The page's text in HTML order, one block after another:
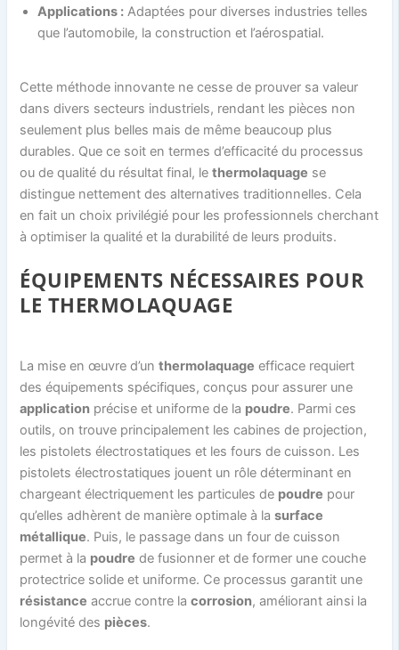
Applications : Adaptées pour diverses industries telles
que l’automobile, la construction et l’aérospatial.
Cette méthode innovante ne cesse de prouver sa valeur
dans divers secteurs industriels, rendant les pièces non
seulement plus belles mais de même beaucoup plus
durables. Que ce soit en termes d’efficacité du processus
ou de qualité du résultat final, lethermolaquage se
distingue nettement des alternatives traditionnelles. Cela
en fait un choix privilégié pour les professionnels cherchant
à optimiser la qualité et la durabilité de leurs produits.
ÉQUIPEMENTS NÉCESSAIRES POUR
LE THERMOLAQUAGE
La mise en œuvre d’unthermolaquage efficace requiert
des équipements spécifiques, conçus pour assurer une
application précise et uniforme de la poudre. Parmi ces
outils, on trouve principalement les cabines de projection,
les pistolets électrostatiques et les fours de cuisson. Les
pistolets électrostatiques jouent un rôle déterminant en
chargeant électriquement les particules de poudre pour
qu’elles adhèrent de manière optimale à lasurface
métallique. Puis, le passage dans un four de cuisson
permet à la poudre de fusionner et de former une couche
protectrice solide et uniforme. Ce processus garantit une
résistance accrue contre lacorrosion, améliorant ainsi la
longévité des pièces.